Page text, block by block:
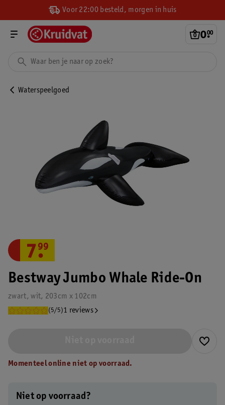
Voor 22:00 besteld, morgen in huis
0.
00
Waterspeelgoed
Bestway Jumbo Whale Ride-On
zwart, wit, 203cm x 102cm
(5/5)1 reviews
7.
99
Momenteel online niet op voorraad.
Niet op voorraad?